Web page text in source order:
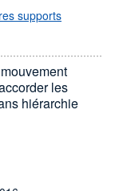
supports
les
hiérarchie